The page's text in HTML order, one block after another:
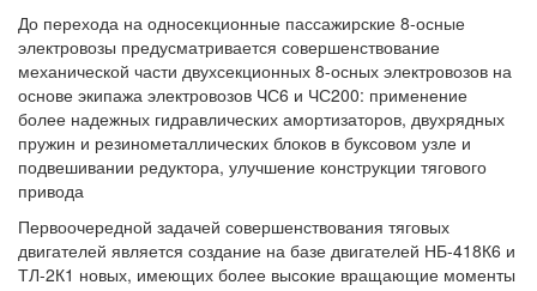
До перехода на односекционные пассажирские 8-осные
электровозы предусматривается совершенствование
механической части двухсекционных 8-осных электровозов на
основе экипажа электровозов ЧС6 и ЧС200: применение
более надежных гидравлических амортизаторов, двухрядных
пружин и резинометаллических блоков в буксовом узле и
подвешивании редуктора, улучшение конструкции тягового
привода
Первоочередной задачей совершенствования тяговых
двигателей является создание на базе двигателей НБ-418К6 и
ТЛ-2К1 новых, имеющих более высокие вращающие моменты